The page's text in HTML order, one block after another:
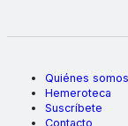
Quiénes somos
Hemeroteca
Suscríbete
Contacto